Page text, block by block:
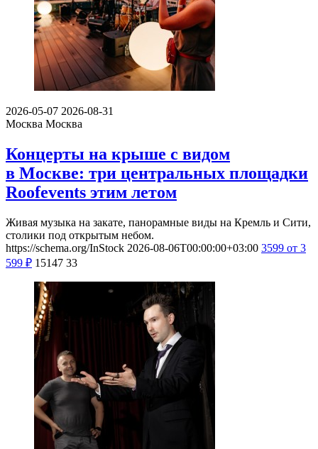
2026-05-07 2026-08-31
Москва Москва
Концерты на крыше с видом
в Москве: три центральных площадки
Roofevents этим летом
Живая музыка на закате, панорамные виды на Кремль и Сити,
столики под открытым небом.
https://schema.org/InStock 2026-08-06T00:00:00+03:00 3599 от 3
599 ₽ 15147 33